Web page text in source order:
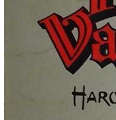
DO RELIGIJA
KNJIŽEVNOST
LIKOVNA
LJEKOVITO
MITOLOGIJA
POVIJEST I
PRIRODNE
PSIHOLOGIJA,
ALTERNATIVA
RELIGIJA
OD RJEČNIKA
DO ZEMLJOVIDA